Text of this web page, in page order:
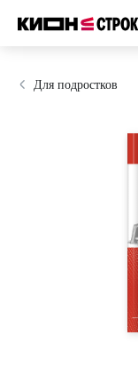
Для подростков